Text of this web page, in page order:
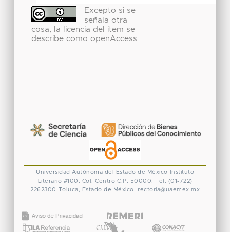
Excepto si se
señala otra
cosa, la licencia del ítem se
describe como openAccess
Universidad Autónoma del Estado de México
Instituto
Literario #100. Col. Centro C.P. 50000. Tel. (01-722)
2262300 Toluca, Estado de México. rectoria@uaemex.mx